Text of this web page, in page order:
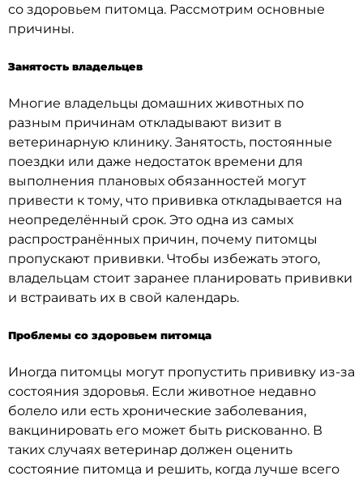
со здоровьем питомца. Рассмотрим основные
причины.
Занятость владельцев
Многие владельцы домашних животных по
разным причинам откладывают визит в
ветеринарную клинику. Занятость, постоянные
поездки или даже недостаток времени для
выполнения плановых обязанностей могут
привести к тому, что прививка откладывается на
неопределённый срок. Это одна из самых
распространённых причин, почему питомцы
пропускают прививки. Чтобы избежать этого,
владельцам стоит заранее планировать прививки
и встраивать их в свой календарь.
Проблемы со здоровьем питомца
Иногда питомцы могут пропустить прививку из-за
состояния здоровья. Если животное недавно
болело или есть хронические заболевания,
вакцинировать его может быть рискованно. В
таких случаях ветеринар должен оценить
состояние питомца и решить, когда лучше всего